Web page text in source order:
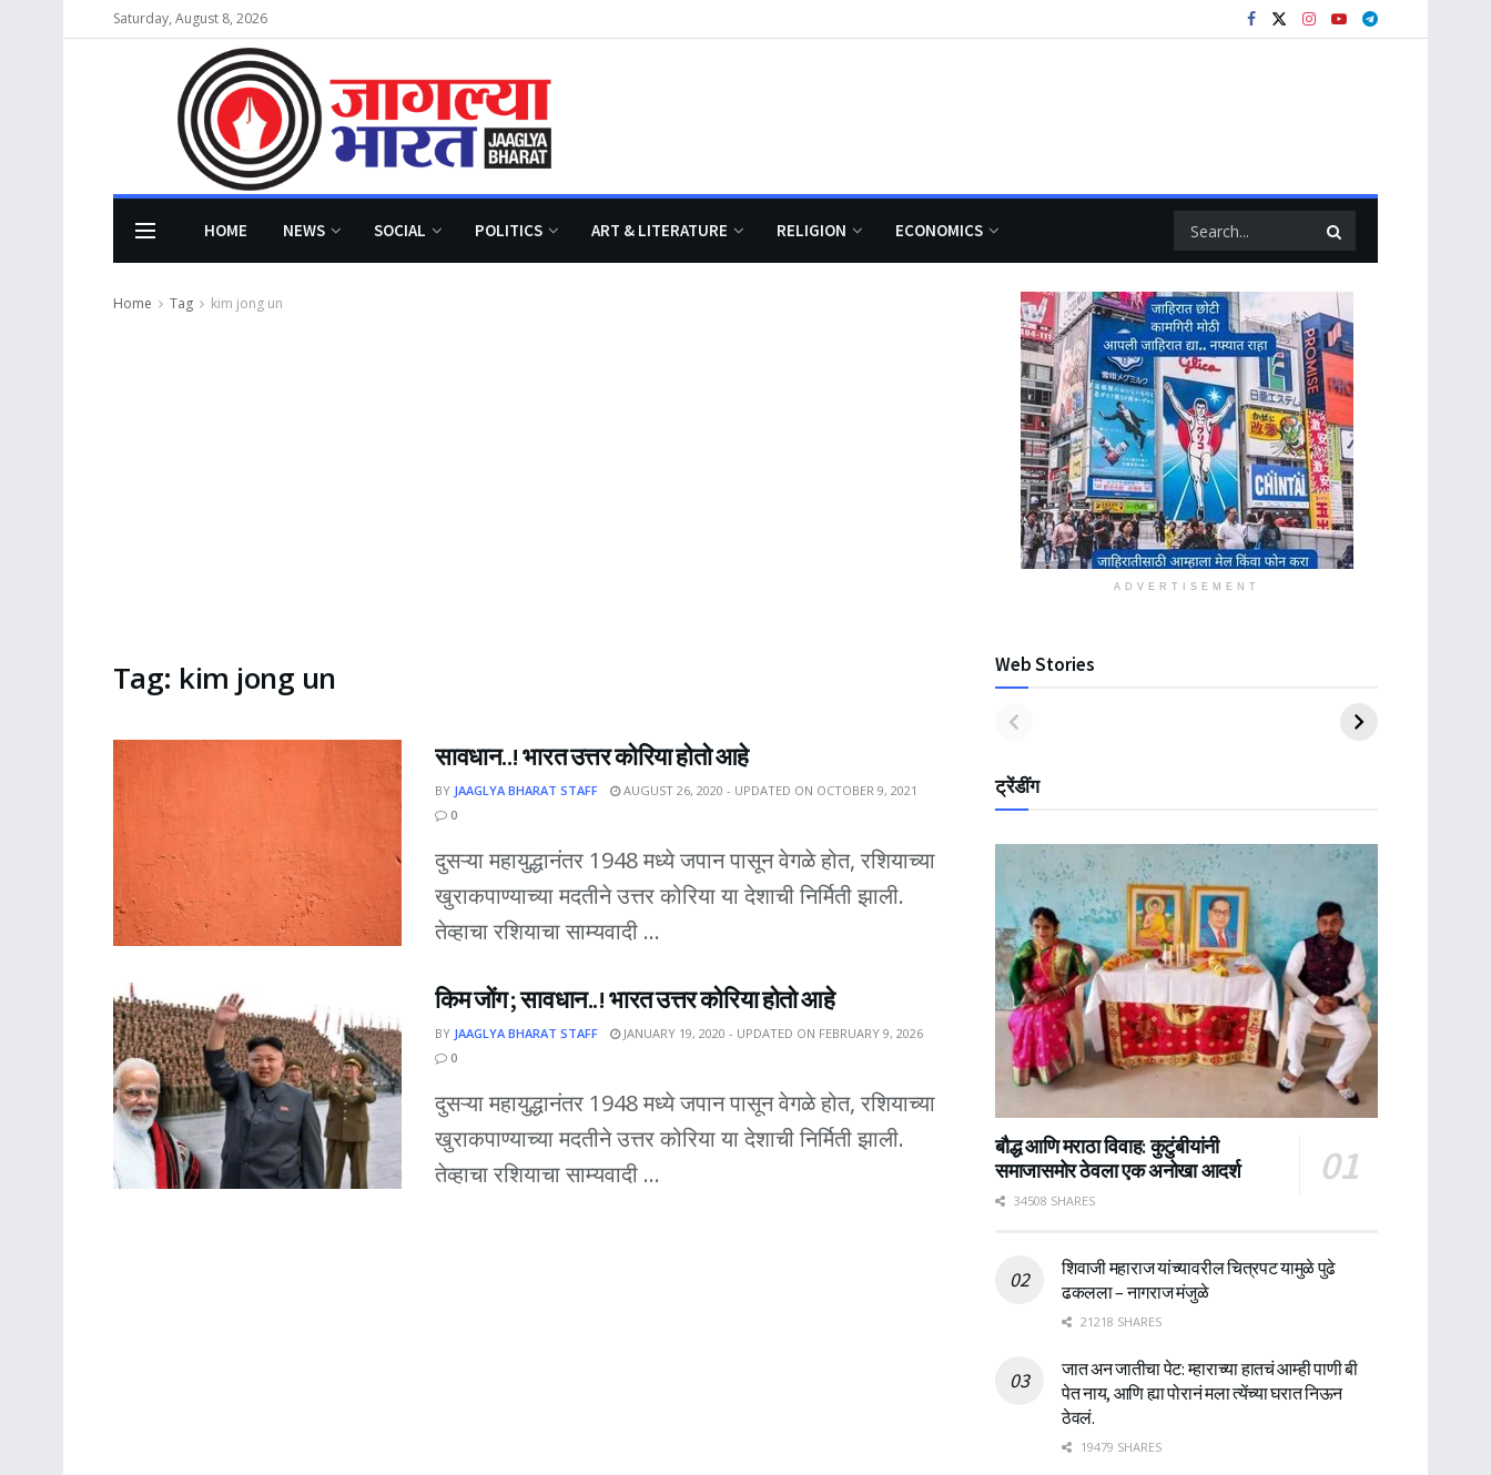
Saturday, August 8, 2026
HOME NEWS SOCIAL POLITICS ART & LITERATURE RELIGION ECONOMICS
Home Tag kim jong un
Tag: kim jong un
सावधान..! भारत उत्तर कोरिया होतो आहे
BY JAAGLYA BHARAT STAFF
AUGUST 26, 2020 - UPDATED ON OCTOBER 9, 2021
0
दुसऱ्या महायुद्धानंतर 1948 मध्ये जपान पासून वेगळे होत, रशियाच्या
खुराकपाण्याच्या मदतीने उत्तर कोरिया या देशाची निर्मिती झाली.
तेव्हाचा रशियाचा साम्यवादी ...
किम जोंग ; सावधान..! भारत उत्तर कोरिया होतो आहे
BY JAAGLYA BHARAT STAFF
JANUARY 19, 2020 - UPDATED ON FEBRUARY 9, 2026
0
दुसऱ्या महायुद्धानंतर 1948 मध्ये जपान पासून वेगळे होत, रशियाच्या
खुराकपाण्याच्या मदतीने उत्तर कोरिया या देशाची निर्मिती झाली.
तेव्हाचा रशियाचा साम्यवादी ...
ADVERTISEMENT
Web Stories
ट्रेंडींग
बौद्ध आणि मराठा विवाह: कुटुंबीयांनी
समाजासमोर ठेवला एक अनोखा आदर्श
34508 SHARES
शिवाजी महाराज यांच्यावरील चित्रपट यामुळे पुढे
ढकलला – नागराज मंजुळे
21218 SHARES
जात अन जातीचा पेट: म्हाराच्या हातचं आम्ही पाणी बी
पेत नाय, आणि ह्या पोरानं मला त्येंच्या घरात निऊन
ठेवलं.
19479 SHARES